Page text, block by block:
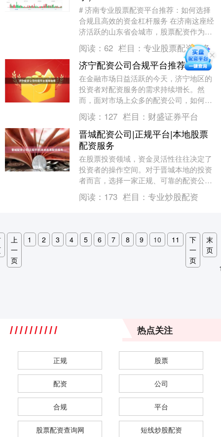
# 济南专业股票配资平台推荐：如何选择
合规且高效的资金杠杆服务 在济南这座经
济活跃的山东省会城市，股票配资作为一
种放大投资资金的方式，正受到越来越多
投资者的关注....
阅读： 62 栏目： 专业股票配资服务
济宁配资公司合规平台推荐指南
在金融市场日益活跃的今天，济宁地区的
投资者对配资服务的需求持续增长。然
而，面对市场上众多的配资公司，如何选
择一家合规、安全、透明的平台成为投资
者最关心的问题。本....
阅读： 127 栏目： 财盛证券平台
晋城配资公司|正规平台|本地股票
配资服务
在股票投资领域，资金灵活性往往决定了
投资者的操作空间。对于晋城本地的投资
者而言，选择一家正规、可靠的配资公司
至关重要。本文将围绕“晋城配资公司”“正
规平台”“本....
阅读： 173 栏目： 专业炒股配资
上
一
页
1 2 3 4 5 6 7 8 9 10 11
下
一
页
末
页
热点关注
正规 股票
配资 公司
合规 平台
股票配资查询网 短线炒股配资